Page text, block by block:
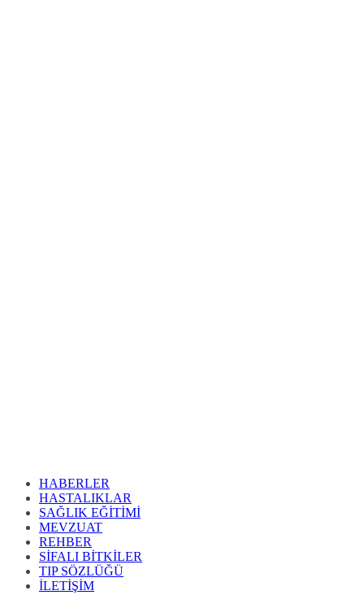
HABERLER
HASTALIKLAR
SAĞLIK EĞİTİMİ
MEVZUAT
REHBER
SİFALI BİTKİLER
TIP SÖZLÜĞÜ
İLETİŞİM